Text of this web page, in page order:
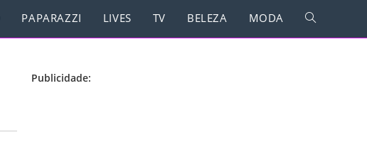
PAPARAZZI LIVES TV BELEZA MODA
Publicidade: